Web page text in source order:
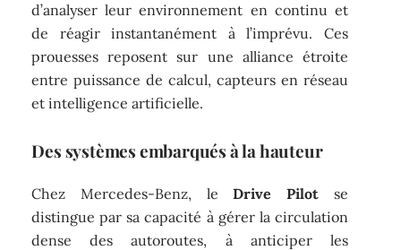
d’analyser leur environnement en continu et
de réagir instantanément à l’imprévu. Ces
prouesses reposent sur une alliance étroite
entre puissance de calcul, capteurs en réseau
et intelligence artificielle.
Des systèmes embarqués à la hauteur
Chez Mercedes-Benz, leDrive Pilotse
distingue par sa capacité à gérer la circulation
dense des autoroutes, à anticiper les